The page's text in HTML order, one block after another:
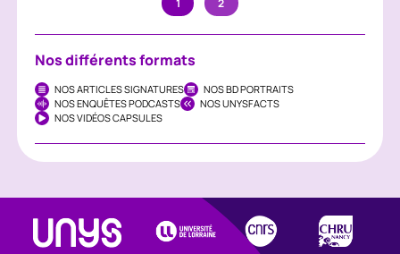
Nos différents formats
NOS ARTICLES SIGNATURES
NOS BD PORTRAITS
NOS ENQUÊTES PODCASTS
NOS UNYSFACTS
NOS VIDÉOS CAPSULES